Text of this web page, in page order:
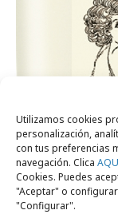
Utilizamos cookies
personalización,
con tus preferencias
navegación. Clica
Cookies. Puedes
"Aceptar" o
"Configurar".